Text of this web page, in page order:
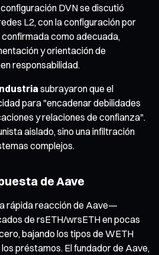
DVN se discutió
L2, con la configuración por
como adecuada,
y orientación de
responsabilidad.
subrayaron que el
para "encadenar debilidades
y relaciones de confianza".
aislado, sino una infiltración
complejos.
de Aave
rápida reacción de Aave—
de rsETH/wrsETH en pocas
bajando los tipos de WETH
préstamos. El fundador de Aave,